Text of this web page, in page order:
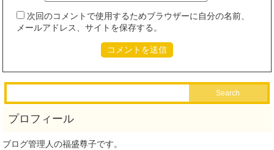
次回のコメントで使用するためブラウザーに自分の名前、
メールアドレス、サイトを保存する。
ブログ管理人の福盛尊子です。